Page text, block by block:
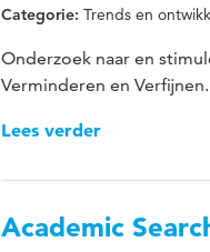
Categorie: Trends en
Onderzoek naar en
Verminderen en Verfijnen.
Lees verder
Academic